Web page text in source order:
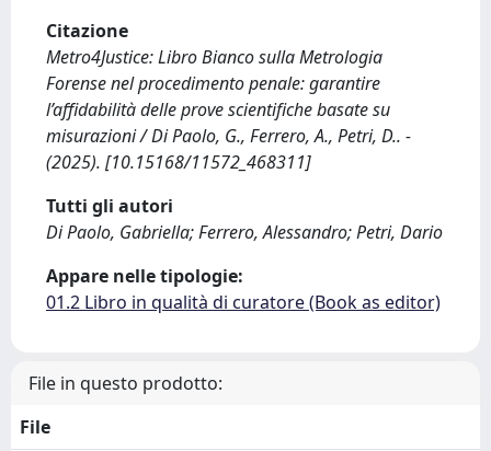
Citazione
Metro4Justice: Libro Bianco sulla Metrologia
Forense nel procedimento penale: garantire
l’affidabilità delle prove scientifiche basate su
misurazioni / Di Paolo, G., Ferrero, A., Petri, D.. -
(2025). [10.15168/11572_468311]
Tutti gli autori
Di Paolo, Gabriella; Ferrero, Alessandro; Petri, Dario
Appare nelle tipologie:
01.2 Libro in qualità di curatore (Book as editor)
File in questo prodotto:
File